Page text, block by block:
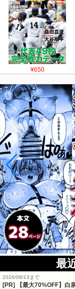
¥650
最
2026/08/13まで
[PR]
【最大70%OFF】